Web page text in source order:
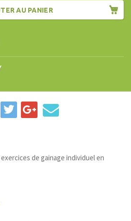
AU PANIER
de gainage individuel en